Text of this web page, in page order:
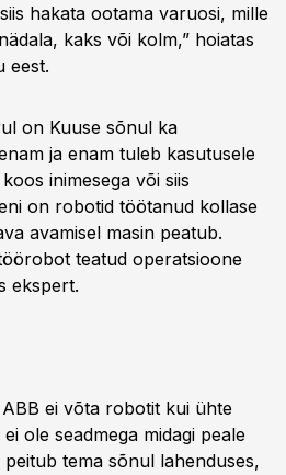
hakata ootama varuosi, mille
kaks või kolm,” hoiatas
eest.
on Kuuse sõnul ka
ja enam tuleb kasutusele
inimesega või siis
on robotid töötanud kollase
avamisel masin peatub.
teatud operatsioone
ekspert.
ei võta robotit kui ühte
ole seadmega midagi peale
tema sõnul lahenduses,